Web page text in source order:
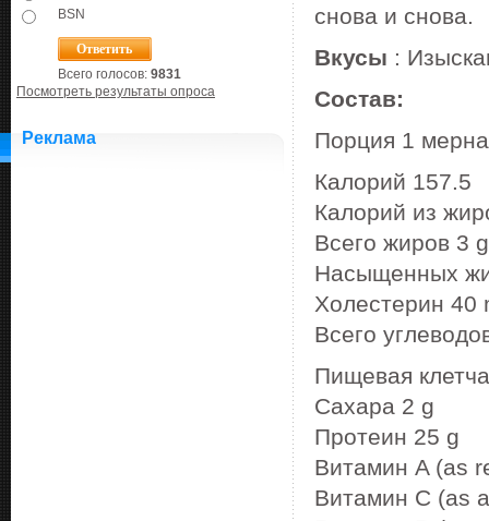
BSN
Всего голосов: 9831
Посмотреть результаты опроса
Реклама
снова и снова.
Вкусы :
Состав:
Порция 1
Калорий 157.5
Калорий из
Всего жиров 3
Насыщенных
Холестерин
Всего
Пищевая
Сахара 2 g
Протеин 25 g
Витамин A (as
Витамин C (as